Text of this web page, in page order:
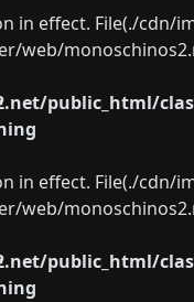
in effect. File(./
web/
public_html/
in effect. File(./
web/
public_html/